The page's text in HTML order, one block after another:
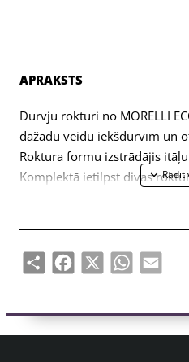
APRAKSTS
Durvju rokturi no MORELLI
dažādu veidu iekšdurvīm un
Roktura formu izstrādājis
Komplektā ietilpst divas
ShareFacebook
X WhatsApp
Email